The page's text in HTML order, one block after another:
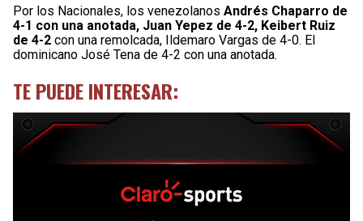
Por los Nacionales, los venezolanos Andrés Chaparro de
4-1 con una anotada, Juan Yepez de 4-2, Keibert Ruiz
de 4-2 con una remolcada, Ildemaro Vargas de 4-0. El
dominicano José Tena de 4-2 con una anotada.
TE PUEDE INTERESAR: